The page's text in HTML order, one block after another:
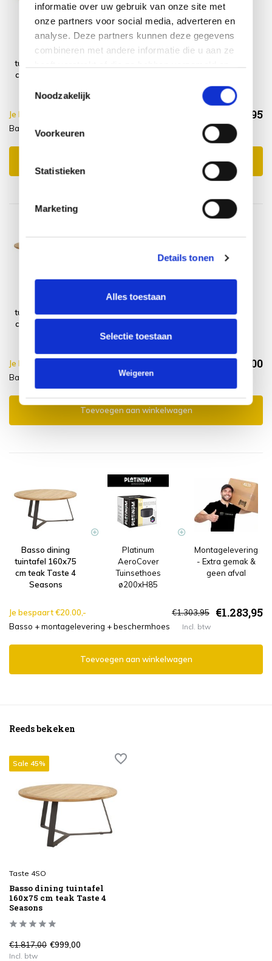
informatie over uw gebruik van onze site met
onze partners voor social media, adverteren en
analyse. Deze partners kunnen deze gegevens
combineren met andere informatie die u aan ze
Noodzakelijk
Voorkeuren
Statistieken
Marketing
Details tonen
Alles toestaan
Selectie toestaan
Weigeren
Basso dining
tuintafel 160x75
cm teak Taste 4
Platinum
Je bespaart €5.00,- €1.073,95
Basso + beschermhoes
tuintafel 160x75
cm teak Taste 4
Montagelevering
- Extra gemak &
Je bespaart €10.00,- €1.214,00
Basso + montagelevering Incl. btw
Toevoegen aan winkelwagen
Basso dining
tuintafel 160x75
cm teak Taste 4
Seasons
Platinum
AeroCover
Tuinsethoes
ø200xH85
Montagelevering
- Extra gemak &
geen afval
Je bespaart €20.00,- €1.303,95 €1.283,95
Basso + montagelevering + beschermhoes Incl. btw
Toevoegen aan winkelwagen
Reeds bekeken
Sale 45%
Taste 4SO
Basso dining tuintafel
160x75 cm teak Taste 4
Seasons
€1.817,00 €999,00
Incl. btw